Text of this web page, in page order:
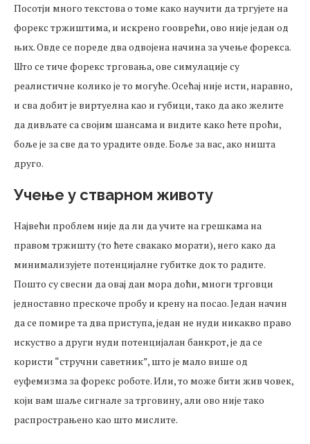
Посотји много текстова о томе како научити да тргујете на
форекс тржиштима, и искрено гооврећи, ово није један од
њих. Овде се пореде два одвојена начина за учење форекса.
Што се тиче форекс трговања, ове симулације су
реалистичне колико је то могуће. Осећај није исти, наравно,
и сва добит је виртуелна као и губици, тако да ако желите
да дивљате са својим шансама и видите како ћете проћи,
боље је за све да то урадите овде. Боље за вас, ако ништа
друго.
Учење у стварном животу
Највећи проблем није да ли да учите на грешкама на
правом тржишту (то ћете свакако морати), него како да
минимализујете потенцијалне губитке док то радите.
Пошто су свесни да овај дан мора доћи, многи трговци
једноставно прескоче пробу и крену на посао. Један начин
да се помире та два приступа, један не нуди никакво право
искуство а други нуди потенцијалан банкрот, је да се
користи “стручни саветник”, што је мало више од
еуфемизма за форекс роботе. Или, то може бити жив човек,
који вам шаље сигнале за трговину, али ово није тако
распрострањено као што мислите.